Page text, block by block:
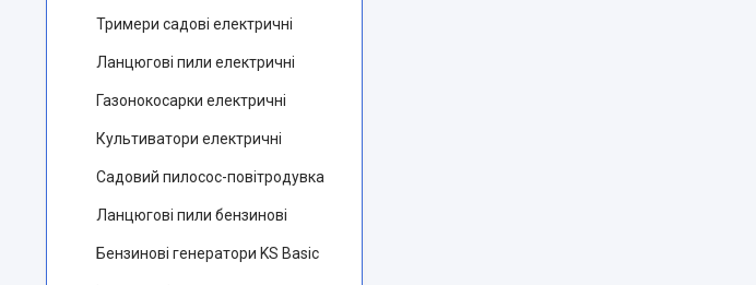
Тримери садові електричні
Ланцюгові пили електричні
Газонокосарки електричні
Культиватори електричні
Садовий пилосос-повітродувка
Ланцюгові пили бензинові
Бензинові генератори KS Basic